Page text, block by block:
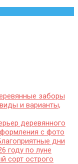
заборы
и варианты,
деревянного
с фото
дни
году по луне
сорт острого